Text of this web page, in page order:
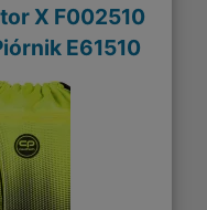
X F002510
E61510